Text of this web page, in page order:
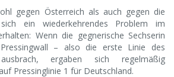
gegen Österreich als auch gegen die
ein wiederkehrendes Problem im
Wenn die gegnerische Sechserin
– also die erste Linie des
ergaben sich regelmäßig
Pressinglinie 1 für Deutschland.